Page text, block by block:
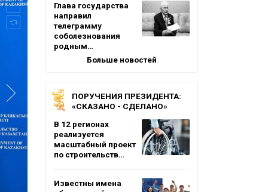
Глава государства
направил
телеграмму
соболезнования
родным…
Больше новостей
ПОРУЧЕНИЯ ПРЕЗИДЕНТА:
«СКАЗАНО - СДЕЛАНО»
В 12 регионах
реализуется
масштабный проект
по строительств…
Известны имена